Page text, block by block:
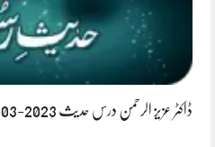
ڈاکٹر عزیز الرحمن درس حدیث 2023-03-25